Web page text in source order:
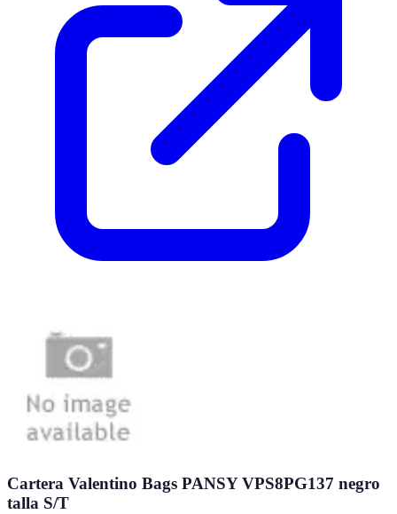
Cartera Valentino Bags PANSY VPS8PG137 negro
talla S/T